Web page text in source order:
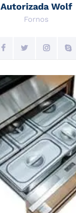
Autorizada Wolf
Fornos